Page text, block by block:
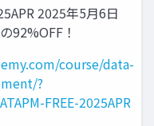
2025年5月6日
92%OFF！
course/data-
?
FREE-2025APR